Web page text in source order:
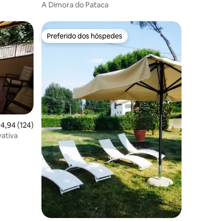
A Dimora do Pataca
de uma avaliação média de 5, 124 avaliações
4,94 (124)
Preferido dos hóspedes
Preferido dos hóspedes